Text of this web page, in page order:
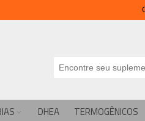
DHEA TERMOGÊNICOS